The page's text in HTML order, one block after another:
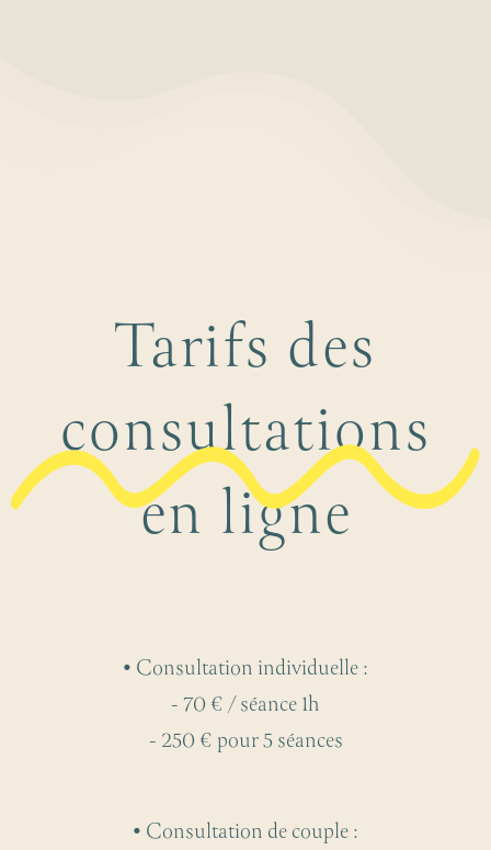
Tarifs des
consultations
en ligne
• Consultation individuelle :
- 70 € / séance 1h
- 250 € pour 5 séances
• Consultation de couple :